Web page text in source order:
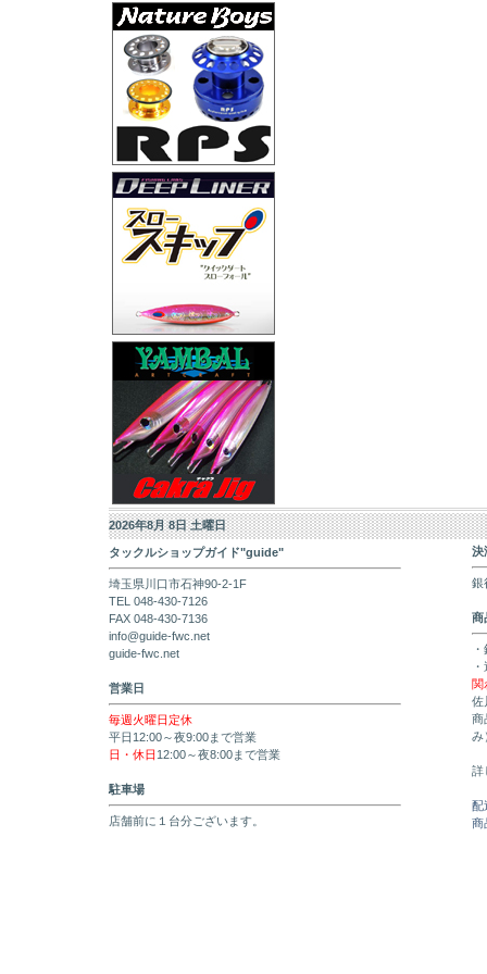
2026年8月 8日 土曜日
タックルショップガイド"guide"
埼玉県川口市石神90-2-1F
TEL 048-430-7126
FAX 048-430-7136
info@guide-fwc.net
guide-fwc.net
営業日
毎週火曜日定休
平日12:00～夜9:00まで営業
日・休日 12:00～夜8:00まで営業
駐車場
店舗前に１台分ございます。
決
銀
商
関
佐
商
み
詳
配
商